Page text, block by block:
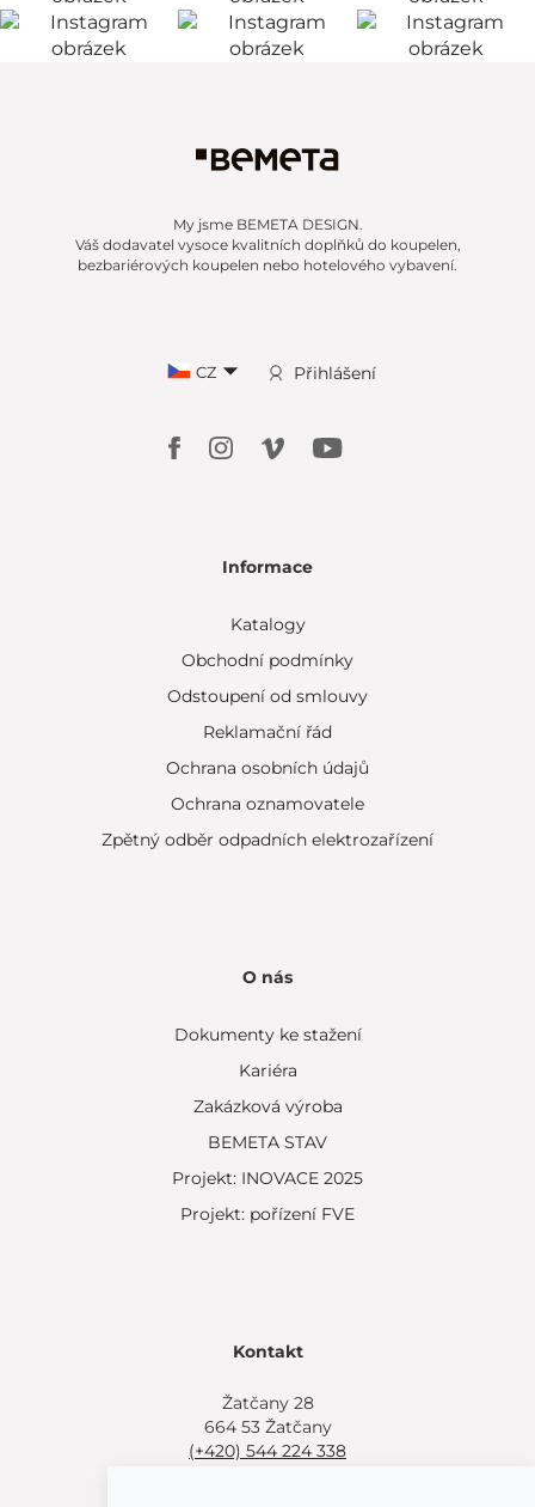
My jsme BEMETA DESIGN.
Váš dodavatel vysoce kvalitních doplňků do koupelen,
bezbariérových koupelen nebo hotelového vybavení.
CZ Přihlášení
Informace
Katalogy
Obchodní podmínky
Odstoupení od smlouvy
Reklamační řád
Ochrana osobních údajů
Ochrana oznamovatele
Zpětný odběr odpadních elektrozařízení
O nás
Dokumenty ke stažení
Kariéra
Zakázková výroba
BEMETA STAV
Projekt: INOVACE 2025
Projekt: pořízení FVE
Kontakt
Žatčany 28
664 53 Žatčany
(+420) 544 224 338